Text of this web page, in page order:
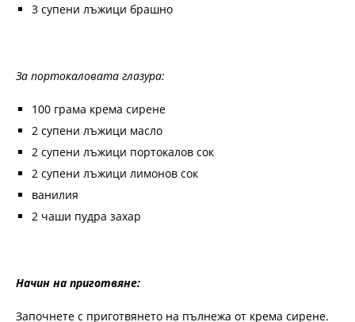
3 супени лъжици брашно
За портокаловата глазура:
100 грама крема сирене
2 супени лъжици масло
2 супени лъжици портокалов сок
2 супени лъжици лимонов сок
ванилия
2 чаши пудра захар
Начин на приготвяне:
Започнете с приготвянето на пълнежа от крема сирене.